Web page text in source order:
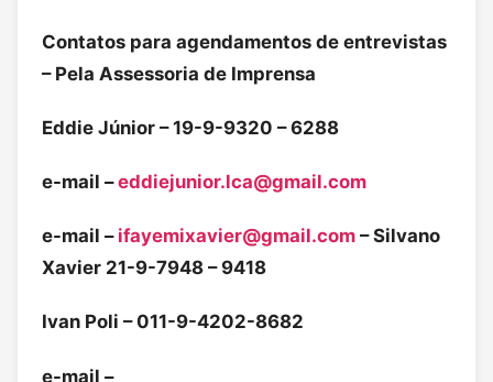
Contatos para agendamentos de entrevistas
– Pela Assessoria de Imprensa
Eddie Júnior – 19-9-9320 – 6288
e-mail –eddiejunior.lca@gmail.com
e-mail – ifayemixavier@gmail.com – Silvano
Xavier 21-9-7948 – 9418
Ivan Poli – 011-9-4202-8682
e-mail –